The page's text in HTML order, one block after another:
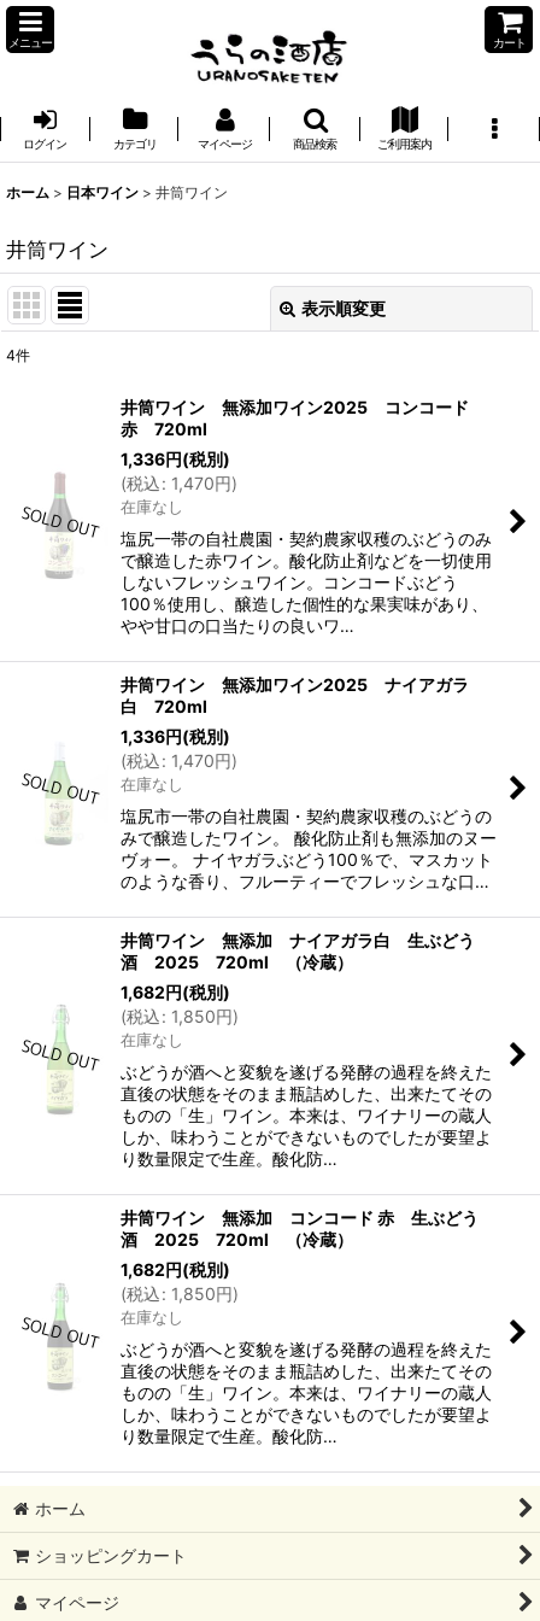
メニュー カート
ログイン カテゴリ マイページ 商品検索 ご利用案内
ホーム > 日本ワイン > 井筒ワイン
井筒ワイン
表示順変更
4件
井筒ワイン 無添加ワイン2025 コンコード
赤 720ml
1,336円(税別)
(税込: 1,470円)
在庫なし
塩尻一帯の自社農園・契約農家収穫のぶどうのみ
で醸造した赤ワイン。酸化防止剤などを一切使用
しないフレッシュワイン。コンコードぶどう
100％使用し、醸造した個性的な果実味があり、
やや甘口の口当たりの良いワ…
井筒ワイン 無添加ワイン2025 ナイアガラ
白 720ml
1,336円(税別)
(税込: 1,470円)
在庫なし
塩尻市一帯の自社農園・契約農家収穫のぶどうの
みで醸造したワイン。 酸化防止剤も無添加のヌー
ヴォー。 ナイヤガラぶどう100％で、マスカット
のような香り、フルーティーでフレッシュな口…
井筒ワイン 無添加 ナイアガラ白 生ぶどう
酒 2025 720ml （冷蔵）
1,682円(税別)
(税込: 1,850円)
在庫なし
ぶどうが酒へと変貌を遂げる発酵の過程を終えた
直後の状態をそのまま瓶詰めした、出来たてその
ものの「生」ワイン。本来は、ワイナリーの蔵人
しか、味わうことができないものでしたが要望よ
り数量限定で生産。酸化防…
井筒ワイン 無添加 コンコード 赤 生ぶどう
酒 2025 720ml （冷蔵）
1,682円(税別)
(税込: 1,850円)
在庫なし
ぶどうが酒へと変貌を遂げる発酵の過程を終えた
直後の状態をそのまま瓶詰めした、出来たてその
ものの「生」ワイン。本来は、ワイナリーの蔵人
しか、味わうことができないものでしたが要望よ
り数量限定で生産。酸化防…
ホーム
ショッピングカート
マイページ